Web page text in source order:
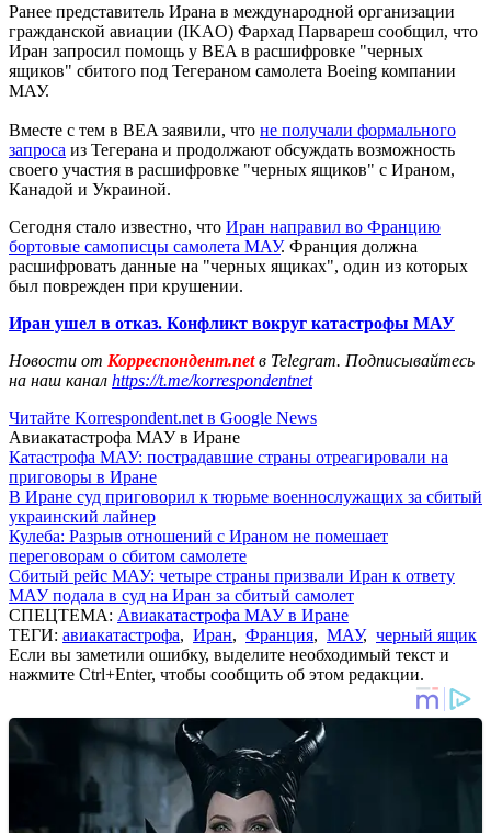
Ранее представитель Ирана в международной организации
гражданской авиации (IKAO) Фархад Парвареш сообщил, что
Иран запросил помощь у BEA в расшифровке "черных
ящиков" сбитого под Тегераном самолета Boeing компании
МАУ.
Вместе с тем в BEA заявили, что не получали формального
запроса из Тегерана и продолжают обсуждать возможность
своего участия в расшифровке "черных ящиков" с Ираном,
Канадой и Украиной.
Сегодня стало известно, что Иран направил во Францию
бортовые самописцы самолета МАУ. Франция должна
расшифровать данные на "черных ящиках", один из которых
был поврежден при крушении.
Иран ушел в отказ. Конфликт вокруг катастрофы МАУ
Новости от Корреспондент.netв Telegram. Подписывайтесь
на наш канал https://t.me/korrespondentnet
Читайте Korrespondent.net в Google News
Авиакатастрофа МАУ в Иране
Катастрофа МАУ: пострадавшие страны отреагировали на
приговоры в Иране
В Иране суд приговорил к тюрьме военнослужащих за сбитый
украинский лайнер
Кулеба: Разрыв отношений с Ираном не помешает
переговорам о сбитом самолете
Сбитый рейс МАУ: четыре страны призвали Иран к ответу
МАУ подала в суд на Иран за сбитый самолет
СПЕЦТЕМА: Авиакатастрофа МАУ в Иране
ТЕГИ: авиакатастрофа, Иран, Франция, МАУ, черный ящик
Если вы заметили ошибку, выделите необходимый текст и
нажмите Ctrl+Enter, чтобы сообщить об этом редакции.